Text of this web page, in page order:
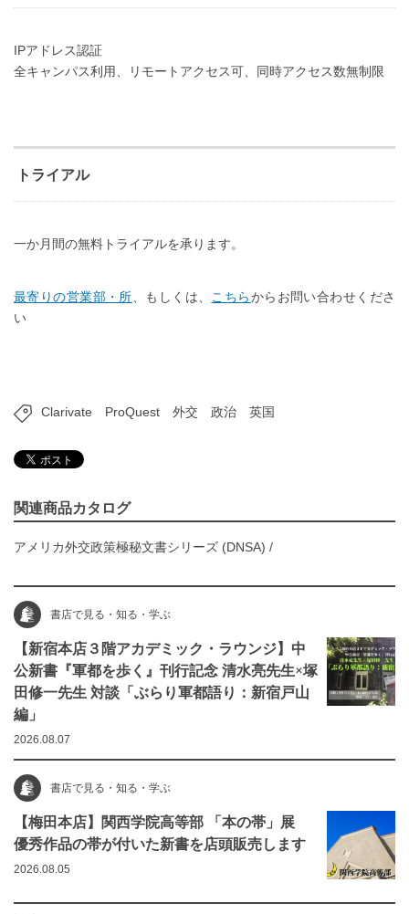
IPアドレス認証
全キャンパス利用、リモートアクセス可、同時アクセス数無制限
トライアル
一か月間の無料トライアルを承ります。
最寄りの営業部・所 、もしくは、 こちらからお問い合わせくださ
い
Clarivate ProQuest 外交 政治 英国
関連商品カタログ
アメリカ外交政策極秘文書シリーズ (DNSA) /
書店で見る・知る・学ぶ
【新宿本店３階アカデミック・ラウンジ】中
公新書『軍都を歩く』刊行記念 清水亮先生×塚
田修一先生 対談「ぶらり軍都語り：新宿戸山
編」
2026.08.07
書店で見る・知る・学ぶ
【梅田本店】関西学院高等部 「本の帯」展
優秀作品の帯が付いた新書を店頭販売します
2026.08.05